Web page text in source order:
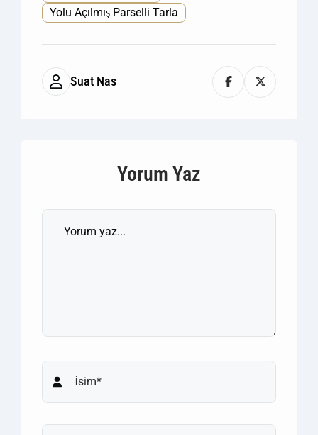
Yolu Açılmış Parselli Tarla
Suat Nas
Yorum Yaz